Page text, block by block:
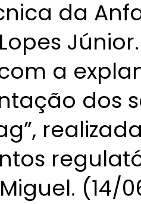
da
a
dos
(14/